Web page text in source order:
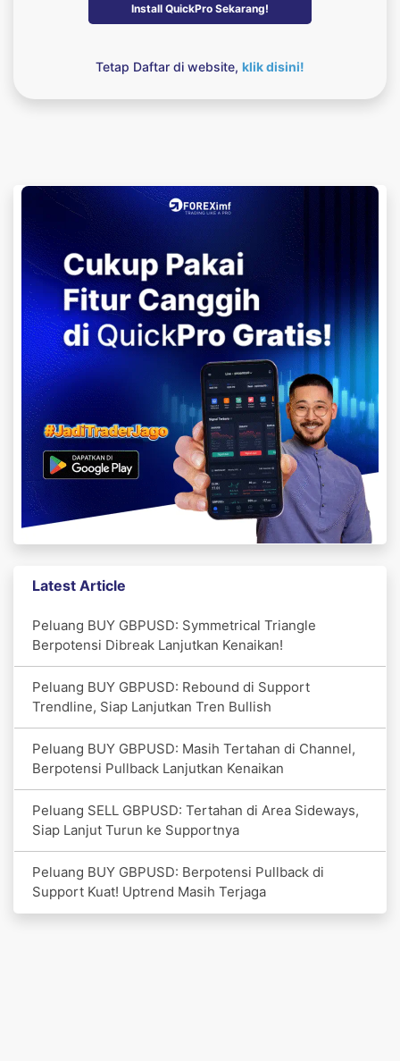
Install QuickPro Sekarang!
Tetap Daftar di website, klik disini!
Latest Article
Peluang BUY GBPUSD: Symmetrical Triangle
Berpotensi Dibreak Lanjutkan Kenaikan!
Peluang BUY GBPUSD: Rebound di Support
Trendline, Siap Lanjutkan Tren Bullish
Peluang BUY GBPUSD: Masih Tertahan di Channel,
Berpotensi Pullback Lanjutkan Kenaikan
Peluang SELL GBPUSD: Tertahan di Area Sideways,
Siap Lanjut Turun ke Supportnya
Peluang BUY GBPUSD: Berpotensi Pullback di
Support Kuat! Uptrend Masih Terjaga